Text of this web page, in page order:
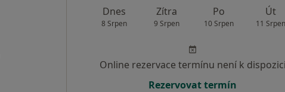
Dnes
8 Srpen
Zítra
9 Srpen
Po
10 Srpen
Út
11 Srpen
Online rezervace termínu není k dispozici
Rezervovat termín